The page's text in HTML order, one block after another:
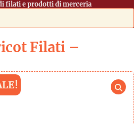
filati e prodotti di merceria
Filati –